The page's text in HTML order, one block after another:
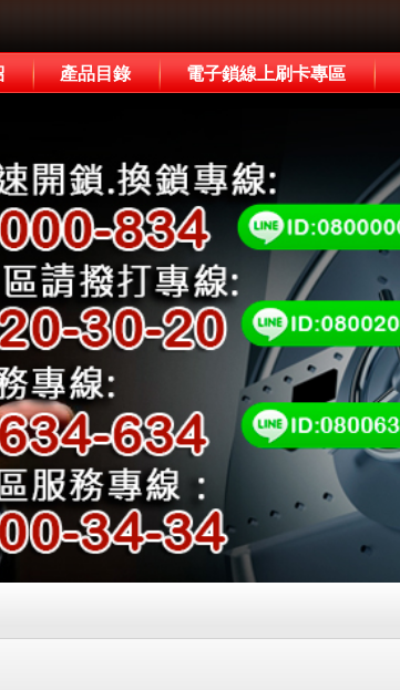
產品目錄 電子鎖線上刷卡專區